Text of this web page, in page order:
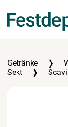
Zum
Getränke
Sekt